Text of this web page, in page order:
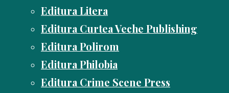
Editura Litera
Editura Curtea Veche Publishing
Editura Polirom
Editura Philobia
Editura Crime Scene Press